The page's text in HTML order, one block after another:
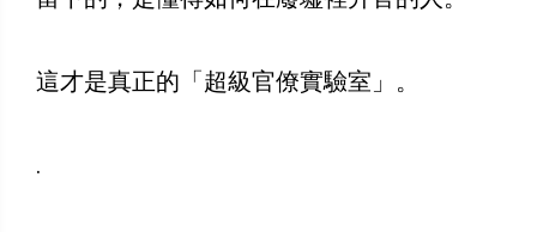
這才是真正的「超級官僚實驗室」。
.